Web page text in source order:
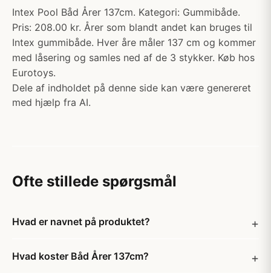
Intex Pool Båd Årer 137cm. Kategori: Gummibåde.
Pris: 208.00 kr. Årer som blandt andet kan bruges til
Intex gummibåde. Hver åre måler 137 cm og kommer
med låsering og samles ned af de 3 stykker. Køb hos
Eurotoys.
Dele af indholdet på denne side kan være genereret
med hjælp fra AI.
Ofte stillede spørgsmål
Hvad er navnet på produktet?
Hvad koster Båd Årer 137cm?